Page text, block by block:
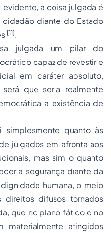
a coisa julgada é
diante do Estado
[11].
julgada um pilar do
capaz de revestir e
em caráter absoluto,
que seria realmente
a existência de
simplesmente quanto às
julgados em afronta aos
mas sim o quanto
a segurança diante da
humana, o meio
direitos difusos tornados
que no plano fático e no
materialmente atingidos